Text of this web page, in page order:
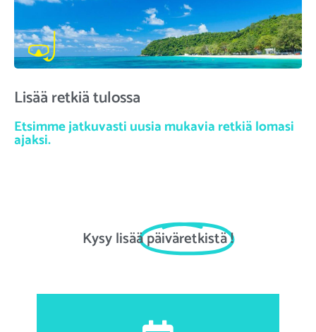
Lisää retkiä tulossa
Etsimme jatkuvasti uusia mukavia retkiä lomasi
ajaksi.
Kysy lisääpäiväretkistä!